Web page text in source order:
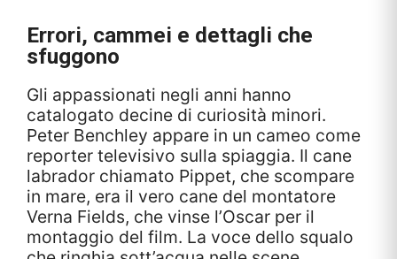
Errori, cammei e dettagli che
sfuggono
Gli appassionati negli anni hanno
catalogato decine di curiosità minori.
Peter Benchley appare in un cameo come
reporter televisivo sulla spiaggia. Il cane
labrador chiamato Pippet, che scompare
in mare, era il vero cane del montatore
Verna Fields, che vinse l’Oscar per il
montaggio del film. La voce dello squalo